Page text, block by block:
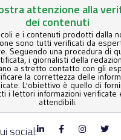
attenzione alla
dei contenuti
e i contenuti prodotti dalla
sono tutti verificati da
Seguendo una procedura di
i giornalisti della
a stretto contatto con gli
la correttezza delle
L'obiettivo è quello di
i lettori informazioni verificate
attendibili.
social: